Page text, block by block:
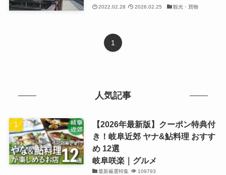
2022.02.28 2026.02.25 観光・買物
1
人気記事
【2026年最新版】クーポン特典付
き！岐阜近郊 ヤナ&鮎料理 おすす
め 12選
岐阜咲楽｜グルメ
最新厳選特集 109793